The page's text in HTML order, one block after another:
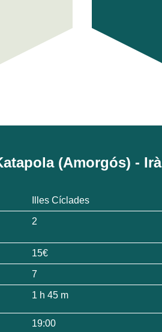
(Amorgós) -
Illes Cíclades
2
15€
7
1 h 45 m
19:00